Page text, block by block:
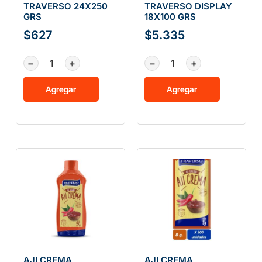
TRAVERSO 24X250
GRS
$627
− +
Agregar
TRAVERSO DISPLAY
18X100 GRS
$5.335
− +
Agregar